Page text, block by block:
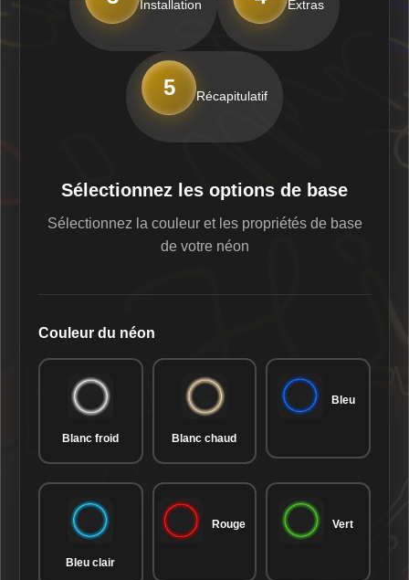
Installation Extras
5 Récapitulatif
Sélectionnez les options de base
Sélectionnez la couleur et les propriétés de base
de votre néon
Couleur du néon
Blanc froid Blanc chaud
Bleu
Bleu clair
Rouge Vert